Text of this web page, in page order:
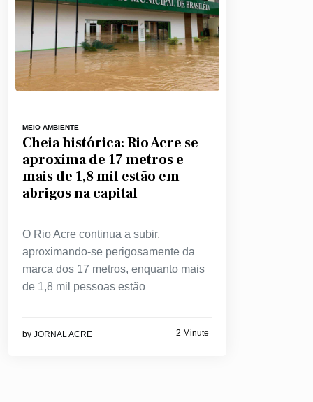
MEIO AMBIENTE
Cheia histórica: Rio Acre se
aproxima de 17 metros e
mais de 1,8 mil estão em
abrigos na capital
O Rio Acre continua a subir,
aproximando-se perigosamente da
marca dos 17 metros, enquanto mais
de 1,8 mil pessoas estão
by JORNAL ACRE 2 Minute